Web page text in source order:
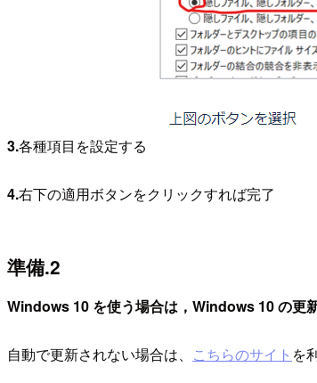
3.各種項目を設定する
4.右下の適用ボタンをクリックすれば完了
準備.2
Windows 10 を使う場合は，Windows 10 の更
自動で更新されない場合は、 こちらのサイト を